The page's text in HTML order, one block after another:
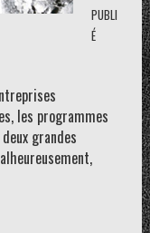
PUBLI
É
les programmes
grandes